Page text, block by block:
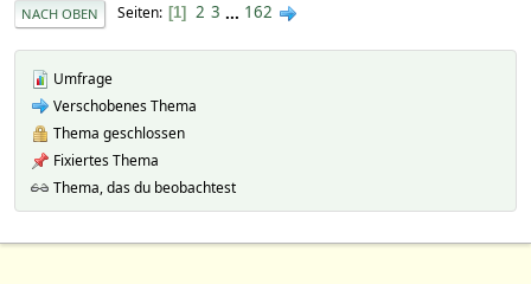
NACH OBEN Seiten 1 2 3 ... 162
Umfrage
Verschobenes Thema
Thema geschlossen
Fixiertes Thema
Thema, das du beobachtest